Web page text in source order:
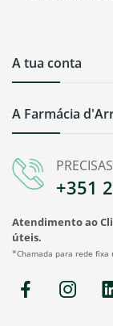
+351
Atendimento ao
úteis.
*Chamada para rede fixa
A Farmácia
A tua conta